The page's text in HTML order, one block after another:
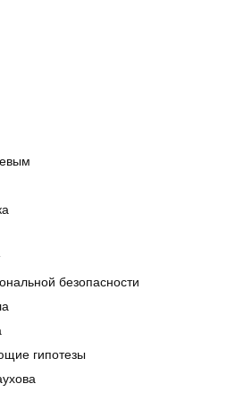
безопасности
гипотезы